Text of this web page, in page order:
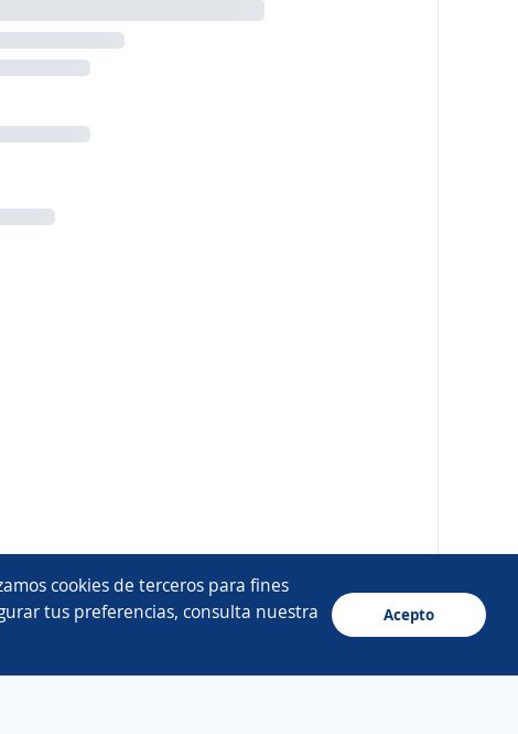
cookies de terceros para fines
tus preferencias, consulta nuestra
Acepto